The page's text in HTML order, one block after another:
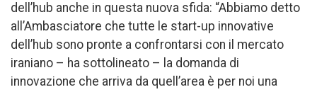
dell’hub anche in questa nuova sfida: “Abbiamo detto
all’Ambasciatore che tutte le start-up innovative
dell’hub sono pronte a confrontarsi con il mercato
iraniano – ha sottolineato – la domanda di
innovazione che arriva da quell’area è per noi una